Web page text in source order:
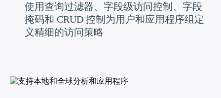
使用查询过滤器、字段级访问控制、字段
掩码和 CRUD 控制为用户和应用程序组定
义精细的访问策略